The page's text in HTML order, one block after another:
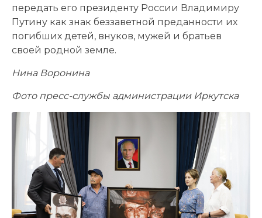
передать его президенту России Владимиру
Путину как знак беззаветной преданности их
погибших детей, внуков, мужей и братьев
своей родной земле.
Нина Воронина
Фото пресс-службы администрации Иркутска